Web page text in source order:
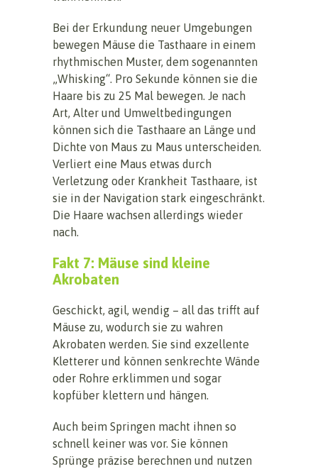
Bei der Erkundung neuer Umgebungen
bewegen Mäuse die Tasthaare in einem
rhythmischen Muster, dem sogenannten
„Whisking“. Pro Sekunde können sie die
Haare bis zu 25 Mal bewegen. Je nach
Art, Alter und Umweltbedingungen
können sich die Tasthaare an Länge und
Dichte von Maus zu Maus unterscheiden.
Verliert eine Maus etwas durch
Verletzung oder Krankheit Tasthaare, ist
sie in der Navigation stark eingeschränkt.
Die Haare wachsen allerdings wieder
nach.
Fakt 7: Mäuse sind kleine
Akrobaten
Geschickt, agil, wendig – all das trifft auf
Mäuse zu, wodurch sie zu wahren
Akrobaten werden. Sie sind exzellente
Kletterer und können senkrechte Wände
oder Rohre erklimmen und sogar
kopfüber klettern und hängen.
Auch beim Springen macht ihnen so
schnell keiner was vor. Sie können
Sprünge präzise berechnen und nutzen